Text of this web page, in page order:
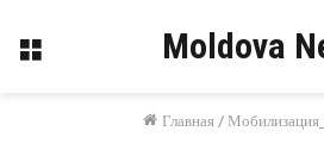
Меню Moldova
Главная /